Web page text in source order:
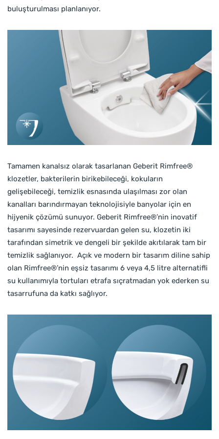
buluşturulması planlanıyor.
Tamamen kanalsız olarak tasarlanan Geberit Rimfree®
klozetler, bakterilerin birikebileceği, kokuların
gelişebileceği, temizlik esnasında ulaşılması zor olan
kanalları barındırmayan teknolojisiyle banyolar için en
hijyenik çözümü sunuyor. Geberit Rimfree®’nin inovatif
tasarımı sayesinde rezervuardan gelen su, klozetin iki
tarafından simetrik ve dengeli bir şekilde akıtılarak tam bir
temizlik sağlanıyor. Açık ve modern bir tasarım diline sahip
olan Rimfree®’nin eşsiz tasarımı 6 veya 4,5 litre alternatifli
su kullanımıyla tortuları etrafa sıçratmadan yok ederken su
tasarrufuna da katkı sağlıyor.